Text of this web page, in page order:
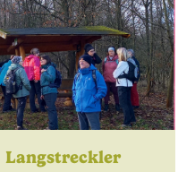
Langstreckler